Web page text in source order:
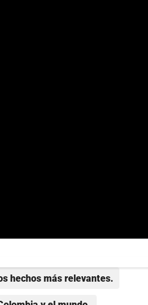
hechos más relevantes.